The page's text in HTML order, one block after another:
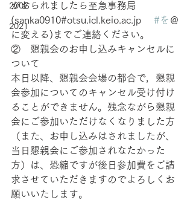
2007
2021
がおられましたら至急事務局
(sanka0910#otsu.icl.keio.ac.jp #を ＠
に変える)までご連絡ください。
②　懇親会のお申し込みキャンセルに
ついて
本日以降、懇親会会場の都合で，懇親
会参加についてのキャンセル受け付け
ることができません。残念ながら懇親
会にご参加いただけなくなりました方
（また、お申し込みはされましたが、
当日懇親会にご参加されなたかった
方）は、恐縮ですが後日参加費をご請
求させていただきますのでよろしくお
願いいたします。